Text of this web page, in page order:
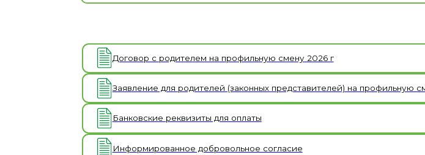
Заявление для родителей (законных представителей) на профильную смену
Информированное добровольное согласие